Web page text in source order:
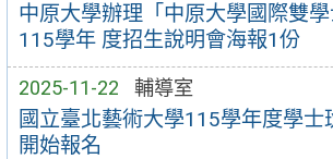
中原大學辦理「中原大學國際雙學
115學年 度招生說明會海報1份
2025-11-22 輔導室
國立臺北藝術大學115學年度學士
開始報名